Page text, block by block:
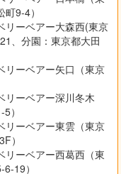
9-4）
ーベアー大森西(東京
、分園：東京都大田
ーベアー矢口（東京
ーベアー深川冬木
）
ーベアー東雲（東京
）
ーベアー西葛西（東
19）